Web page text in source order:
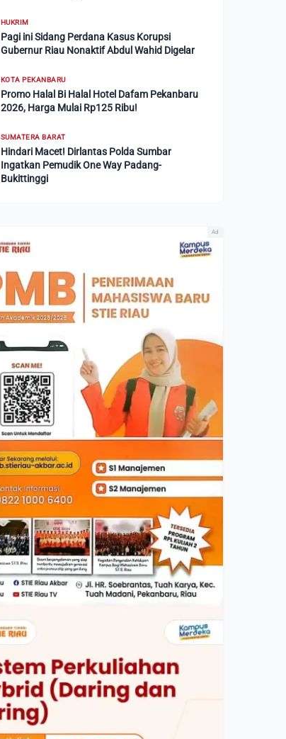
HUKRIM
Pagi ini Sidang Perdana Kasus Korupsi
Gubernur Riau Nonaktif Abdul Wahid Digelar
KOTA PEKANBARU
Promo Halal Bi Halal Hotel Dafam Pekanbaru
2026, Harga Mulai Rp125 Ribu!
SUMATERA BARAT
Hindari Macet! Dirlantas Polda Sumbar
Ingatkan Pemudik One Way Padang-
Bukittinggi
Ad